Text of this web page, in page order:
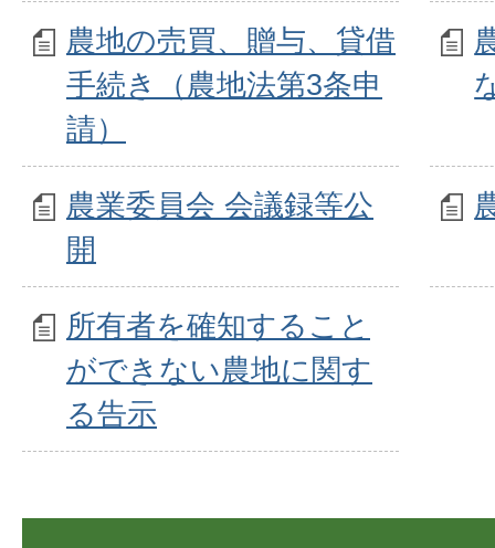
農地の売買、贈与、貸借
手続き（農地法第3条申
請）
農業委員会 会議録等公
開
所有者を確知すること
ができない農地に関す
る告示